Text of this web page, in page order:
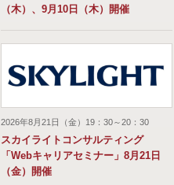
（木）、9月10日（木）開催
2026年8月21日（金）19：30～20：30
スカイライトコンサルティング
「Webキャリアセミナー」8月21日
（金）開催